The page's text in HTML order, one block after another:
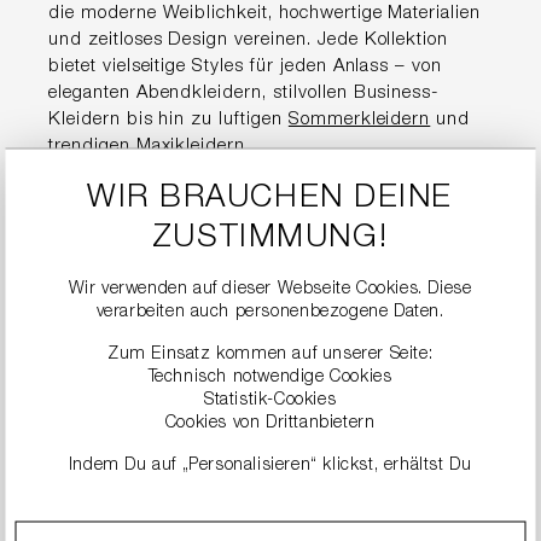
die moderne Weiblichkeit, hochwertige Materialien
und zeitloses Design vereinen. Jede Kollektion
bietet vielseitige Styles für jeden Anlass – von
eleganten Abendkleidern, stilvollen Business-
Kleidern bis hin zu luftigen Sommerkleidern und
trendigenMaxikleidern.
Hochwertige
Damenkleider für jeden
Anlass
Die Kleider von RIANI stehen für Premium-Qualität
und eine perfekte Passform. Ob im Alltag, im Büro,
für den Sommer oder zu besonderen Events –
Schnitte, edle Stoffe und liebevolle Details.
WIR BRAUCHEN DEINE
ZUSTIMMUNG!
Wir verwenden auf dieser Webseite Cookies. Diese
verarbeiten auch personenbezogene Daten.
Zum Einsatz kommen auf unserer Seite:
Technisch notwendige Cookies
Statistik-Cookies
Cookies von Drittanbietern
Indem Du auf „Personalisieren“ klickst, erhältst Du